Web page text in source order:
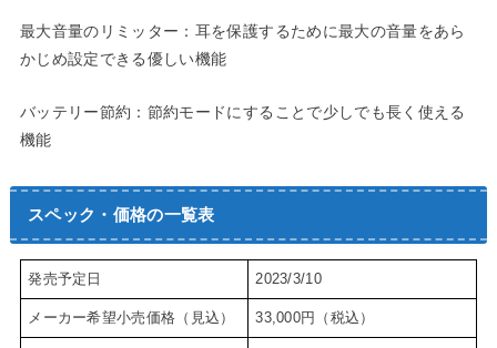
最大音量のリミッター：耳を保護するために最大の音量をあら
かじめ設定できる優しい機能
バッテリー節約：節約モードにすることで少しでも長く使える
機能
スペック・価格の一覧表
発売予定日 2023/3/10
メーカー希望小売価格（見込） 33,000円（税込）